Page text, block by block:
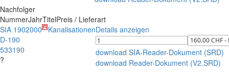
Nachfolger
NummerJahrTitelPreis / Lieferart
SIA 190
D-190
533190
?
2000 KanalisationenDetails anzeigen
download SIA-Reader-Dokument (SRD)
download Reader-Dokument (V2.SRD)